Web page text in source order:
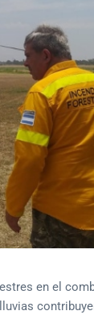
en el